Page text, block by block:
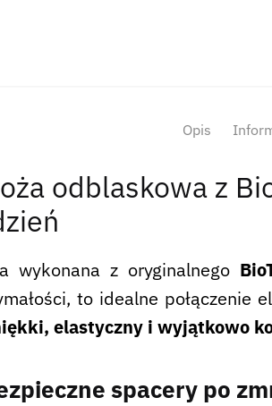
Opis
odblaskowa z
wykonana z oryginalnego
to idealne połączenie
elastyczny i wyjątkowo
spacery po